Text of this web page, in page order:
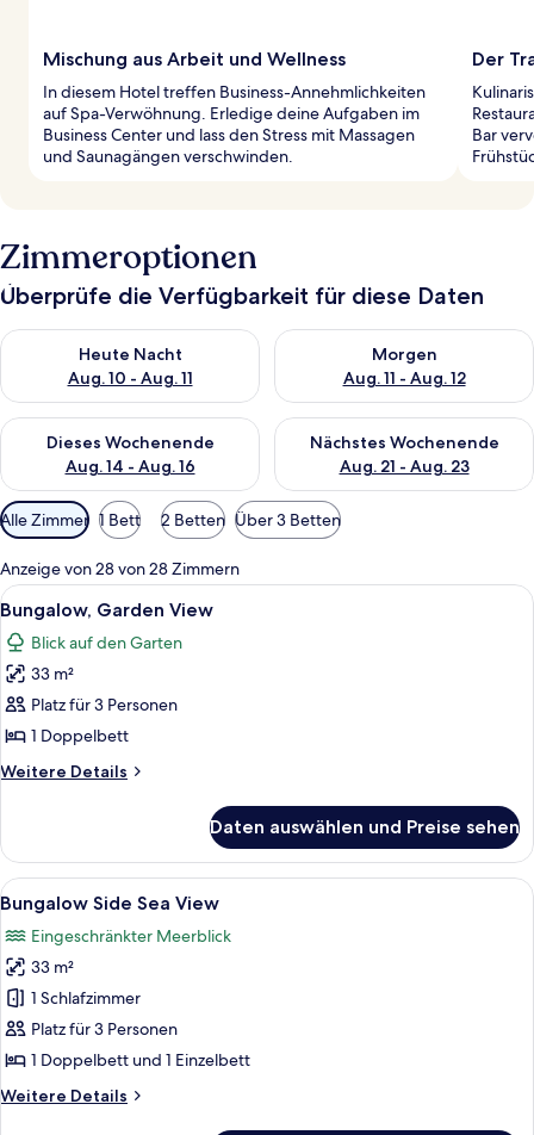
Mischung aus Arbeit und Wellness
In diesem Hotel treffen Business-Annehmlichkeiten
auf Spa-Verwöhnung. Erledige deine Aufgaben im
Business Center und lass den Stress mit Massagen
und Saunagängen verschwinden.
Der
Bar
Zimmeroptionen
Überprüfe die Verfügbarkeit für diese Daten
Heute Nacht
Aug. 10 - Aug. 11
Überprüfe die Verfügbarkeit für heute Nacht, Aug. 10 - Aug.
Morgen
Aug. 11 - Aug. 12
Überprüfe die Verfügbarkeit
Dieses Wochenende
Aug. 14 - Aug. 16
Überprüfe die Verfügbarkeit für dieses Wochenende, Aug. 14
Nächstes Wochenende
Aug. 21 - Aug. 23
Überprüfe die Verfügbarkeit
Verfügbare
Filter
für
Zimmer
Alle Zimmer 1 Bett 2 Betten Über 3 Betten
Anzeige von 28 von 28 Zimmern
Alle
Fotos
für
Bungalow,
Garden
View
anzeigen
Ein Bett mit einem gewobenen
5
Bungalow, Garden View
Blick auf den Garten
33 m²
Platz für 3 Personen
1 Doppelbett
Weitere Details
Weitere
Garden
View
Daten auswählen und Preise sehen
Alle
Fotos
für
Bungalow
Side
Sea
View
Ein Resort mit mehreren
5
Bungalow Side Sea View
Eingeschränkter Meerblick
33 m²
1 Schlafzimmer
Platz für 3 Personen
1 Doppelbett und 1 Einzelbett
Weitere Details
Weitere